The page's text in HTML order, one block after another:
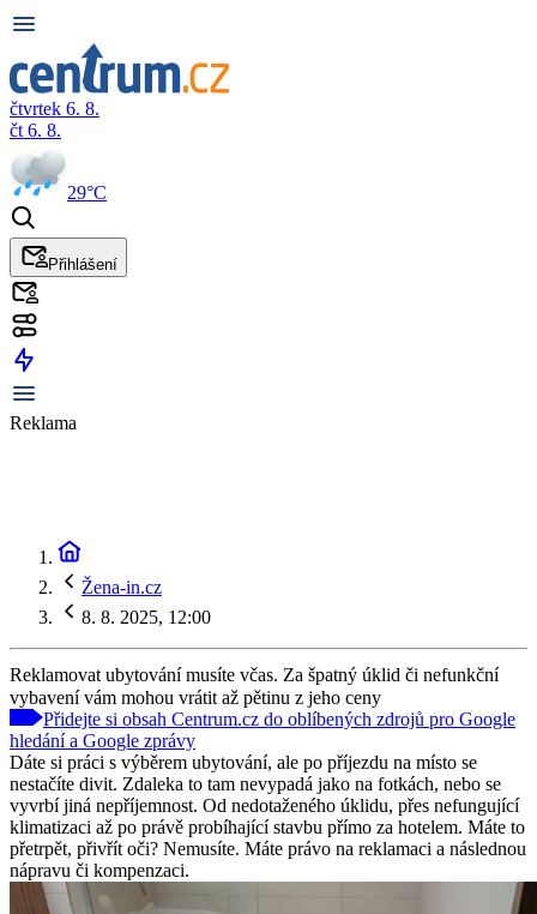
čtvrtek 6. 8.
čt 6. 8.
29°C
Přihlášení
Reklama
Žena-in.cz
8. 8. 2025, 12:00
Reklamovat ubytování musíte včas. Za špatný úklid či nefunkční
vybavení vám mohou vrátit až pětinu z jeho ceny
Přidejte si obsah Centrum.cz do oblíbených zdrojů pro Google
hledání a Google zprávy
Dáte si práci s výběrem ubytování, ale po příjezdu na místo se
nestačíte divit. Zdaleka to tam nevypadá jako na fotkách, nebo se
vyvrbí jiná nepříjemnost. Od nedotaženého úklidu, přes nefungující
klimatizaci až po právě probíhající stavbu přímo za hotelem. Máte to
přetrpět, přivřít oči? Nemusíte. Máte právo na reklamaci a následnou
nápravu či kompenzaci.